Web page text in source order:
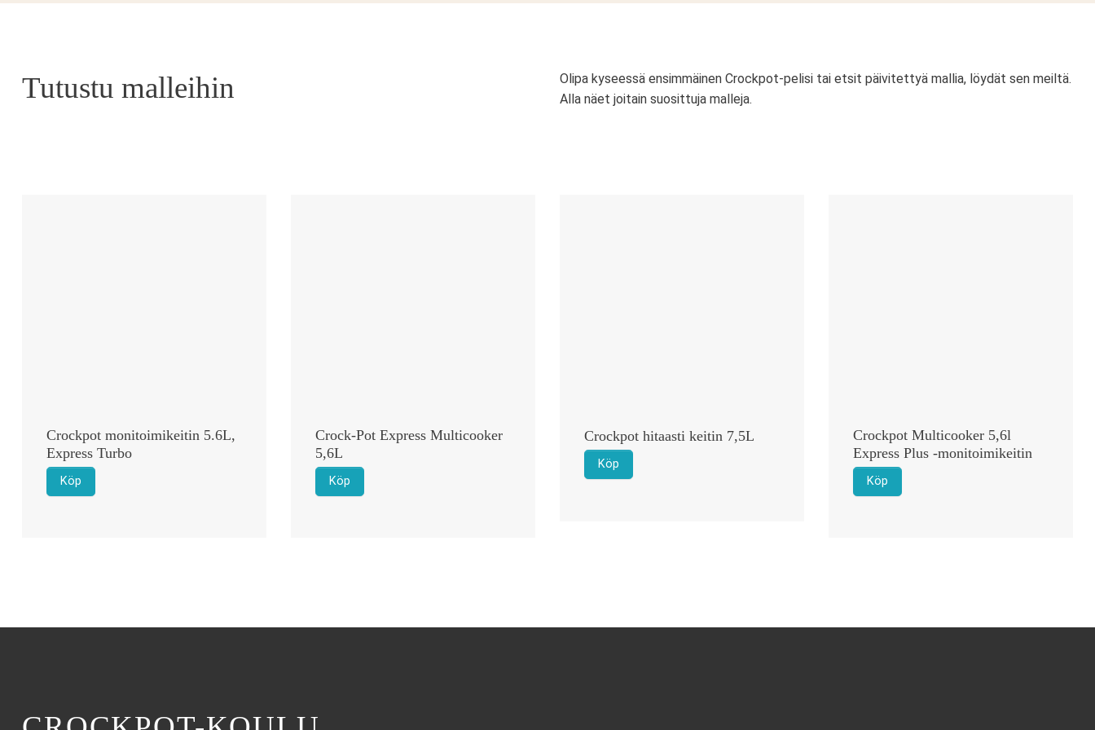
Tutustu malleihin
Olipa kyseessä ensimmäinen Crockpot-pelisi tai etsit päivitettyä mallia, löydät sen meiltä.
Alla näet joitain suosittuja malleja.
Crockpot monitoimikeitin 5.6L,
Express Turbo
Köp
Crock-Pot Express Multicooker
5,6L
Köp
Crockpot hitaasti keitin 7,5L
Köp
Crockpot Multicooker 5,6l
Express Plus -monitoimikeitin
Köp